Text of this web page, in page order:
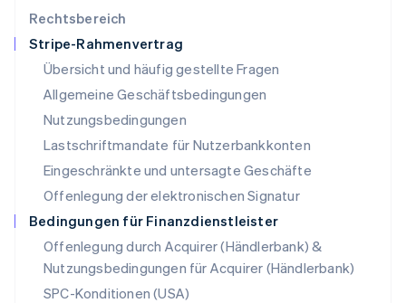
Rechtsbereich
Stripe-Rahmenvertrag
Übersicht und häufig gestellte Fragen
Allgemeine Geschäftsbedingungen
Nutzungsbedingungen
Lastschriftmandate für Nutzerbankkonten
Eingeschränkte und untersagte Geschäfte
Offenlegung der elektronischen Signatur
Bedingungen für Finanzdienstleister
Offenlegung durch Acquirer (Händlerbank) &
Nutzungsbedingungen für Acquirer (Händlerbank)
SPC-Konditionen (USA)
Malta
English
Mexiko
EspañolEnglish
Neuseeland
Niederlande
NederlandsEnglish
Norwegen
English
Österreich
DeutschEnglish
Polen
English
Portugal
PortuguêsEnglish